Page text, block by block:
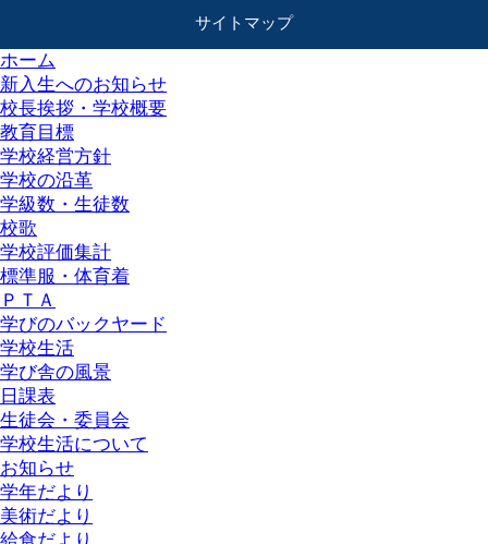
サイトマップ
ホーム
新入生へのお知らせ
校長挨拶・学校概要
教育目標
学校経営方針
学校の沿革
学級数・生徒数
校歌
学校評価集計
標準服・体育着
ＰＴＡ
学びのバックヤード
学校生活
学び舎の風景
日課表
生徒会・委員会
学校生活について
お知らせ
学年だより
美術だより